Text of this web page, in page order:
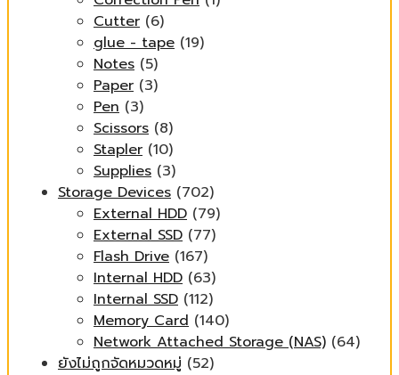
Cutter (6)
glue - tape (19)
Notes (5)
Paper (3)
Pen (3)
Scissors (8)
Stapler (10)
Supplies (3)
Storage Devices (702)
External HDD (79)
External SSD (77)
Flash Drive (167)
Internal HDD (63)
Internal SSD (112)
Memory Card (140)
Network Attached Storage (NAS) (64)
ยังไม่ถูกจัดหมวดหมู่ (52)